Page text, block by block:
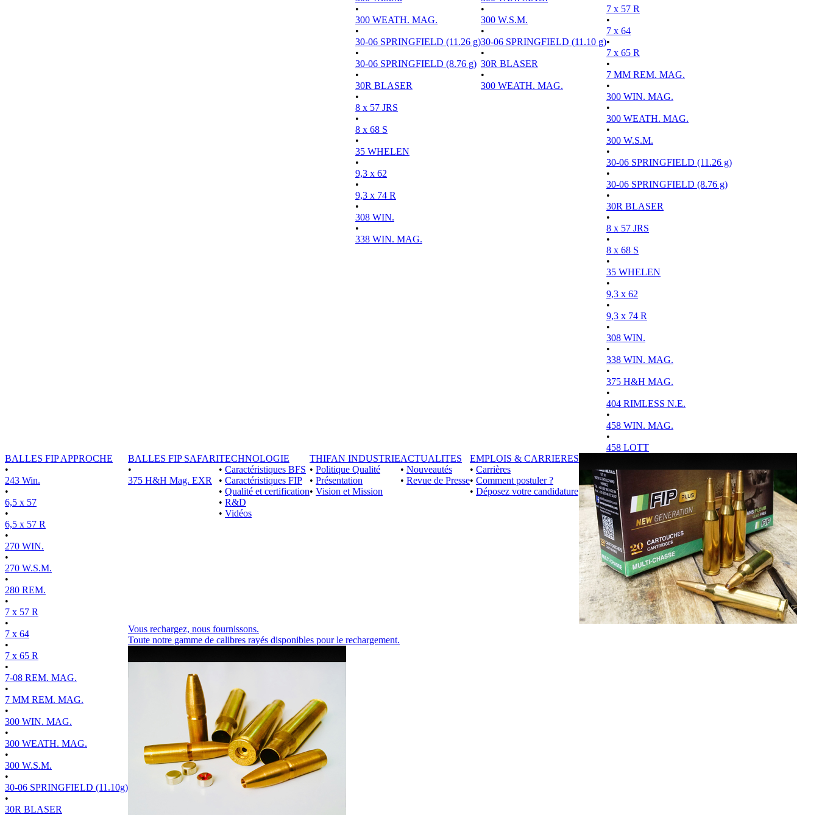
•
300 WEATH. MAG.
•
30-06 SPRINGFIELD (11.26 g)
•
30-06 SPRINGFIELD (8.76 g)
•
30R BLASER
•
8 x 57 JRS
•
8 x 68 S
•
35 WHELEN
•
9,3 x 62
•
9,3 x 74 R
•
308 WIN.
•
338 WIN. MAG.
•
300 W.S.M.
•
30-06 SPRINGFIELD (11.10 g)
•
30R BLASER
•
300 WEATH. MAG.
7 x 57 R
•
7 x 64
•
7 x 65 R
•
7 MM REM. MAG.
•
300 WIN. MAG.
•
300 WEATH. MAG.
•
300 W.S.M.
•
30-06 SPRINGFIELD (11.26 g)
•
30-06 SPRINGFIELD (8.76 g)
•
30R BLASER
•
8 x 57 JRS
•
8 x 68 S
•
35 WHELEN
•
9,3 x 62
•
9,3 x 74 R
•
308 WIN.
•
338 WIN. MAG.
•
375 H&H MAG.
•
404 RIMLESS N.E.
•
458 WIN. MAG.
•
458 LOTT
BALLES FIP APPROCHE
•
243 Win.
•
6,5 x 57
•
6,5 x 57 R
•
270 WIN.
•
270 W.S.M.
•
280 REM.
•
7 x 57 R
•
7 x 64
•
7 x 65 R
•
7-08 REM. MAG.
•
7 MM REM. MAG.
•
300 WIN. MAG.
•
300 WEATH. MAG.
•
300 W.S.M.
•
30-06 SPRINGFIELD (11.10g)
•
30R BLASER
BALLES FIP SAFARI
•
375 H&H Mag. EXR
TECHNOLOGIE
• Caractéristiques BFS
• Caractéristiques FIP
• Qualité et certification
• R&D
• Vidéos
THIFAN INDUSTRIE
• Politique Qualité
• Présentation
• Vision et Mission
ACTUALITES
• Nouveautés
• Revue de Presse
EMPLOIS & CARRIERES
• Carrières
• Comment postuler ?
• Déposez votre candidature
Vous rechargez, nous fournissons.
Toute notre gamme de calibres rayés disponibles pour le rechargement.